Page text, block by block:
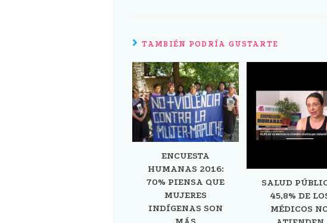
TAMBIÉN PODRÍA GUSTARTE
ENCUESTA
HUMANAS 2016:
70% PIENSA QUE
MUJERES
INDÍGENAS SON
SALUD
45,8% DE
MÉDICOS